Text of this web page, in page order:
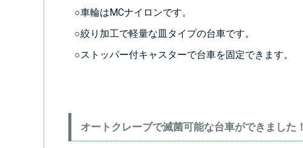
○車輪はMCナイロンです。
○絞り加工で軽量な皿タイプの台車です。
○ストッパー付キャスターで台車を固定できます。
オートクレーブで滅菌可能な台車ができました！